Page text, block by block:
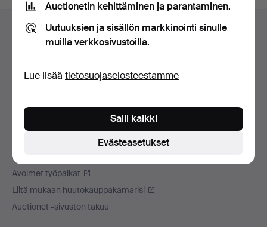
Apua ja yhteystiedot
Ota yhteyttä tekniseen tukeen
Maksuvaihtoehdot
Sosiaaliset mediat
Auctionet -sivustosta
Avoimet työpaikat
Liitä mukaan huutokauppakamarisi
Auctionet -sivuston takuu
Auctionetin kehittäminen ja parantaminen.
Uutuuksien ja sisällön markkinointi sinulle
muilla verkkosivustoilla.
Lue lisää tietosuojaselosteestamme
Evästeasetukset
Salli kaikki